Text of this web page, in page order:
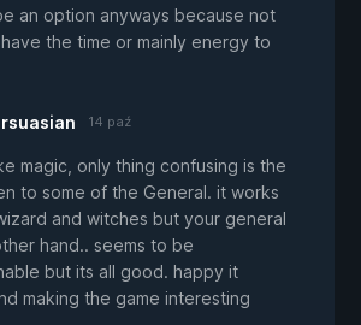
an option anyways because not
the time or mainly energy to
14 paź
magic, only thing confusing is the
to some of the General. it works
and witches but your general
hand.. seems to be
but its all good. happy it
making the game interesting